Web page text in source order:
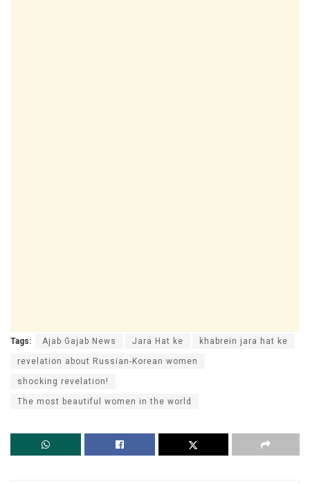
Tags: Ajab Gajab News Jara Hat ke khabrein jara hat ke
revelation about Russian-Korean women
shocking revelation!
The most beautiful women in the world